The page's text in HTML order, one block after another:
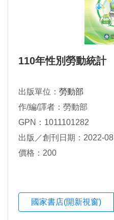
110年性別勞動統計
出版單位： 勞動部
作/編/譯者：勞動部
GPN：1011101282
出版／創刊日期：2022-08
價格：200
國家書店(開新視窗)